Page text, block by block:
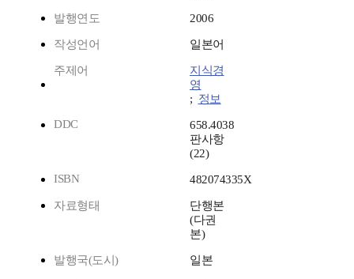
발행연도 2006
작성언어 일본어
주제어
지식경
영
; 정보
DDC
658.4038
판사항
(22)
ISBN
482074335X
자료형태
단행본
(다권
본)
발행국(도시) 일본